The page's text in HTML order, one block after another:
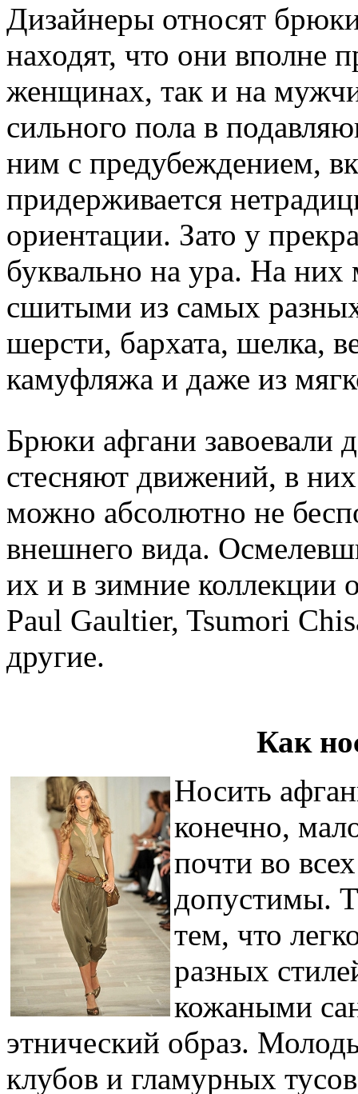
Дизайнеры относят
находят, что они вполне
женщинах, так и на
сильного пола в
ним с предубеждением,
придерживается
ориентации. Зато у
буквально на ура. На
сшитыми из самых
шерсти, бархата, шелка,
камуфляжа и даже из
Брюки афгани завоевали
стесняют движений, в
можно абсолютно не
внешнего вида.
их и в зимние коллекции
Paul Gaultier, Tsumori
другие.
Как
Носить
конечно,
почти во
допустимы.
тем, что
разных
кожаными
этнический образ.
клубов и гламурных